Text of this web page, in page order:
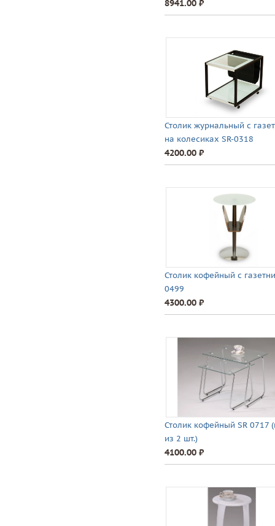
8941.00 ⃏
Столик журнальный с
на колесиках SR-0318
4200.00 ⃏
Столик кофейный с
0499
4300.00 ⃏
Столик кофейный SR 0717
из 2 шт.)
4100.00 ⃏